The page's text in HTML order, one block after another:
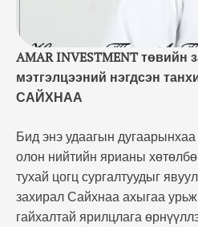
AMAR INVESTMENT
мэтгэлцээний нэгдсэн
САЙХНАА
Бид энэ удаагын дугаарынхаа
олон нийтийн ярианы
тухай цогц сургалтуудыг
захирал Сайхнаа ахыгаа
гайхалтай ярилцлага